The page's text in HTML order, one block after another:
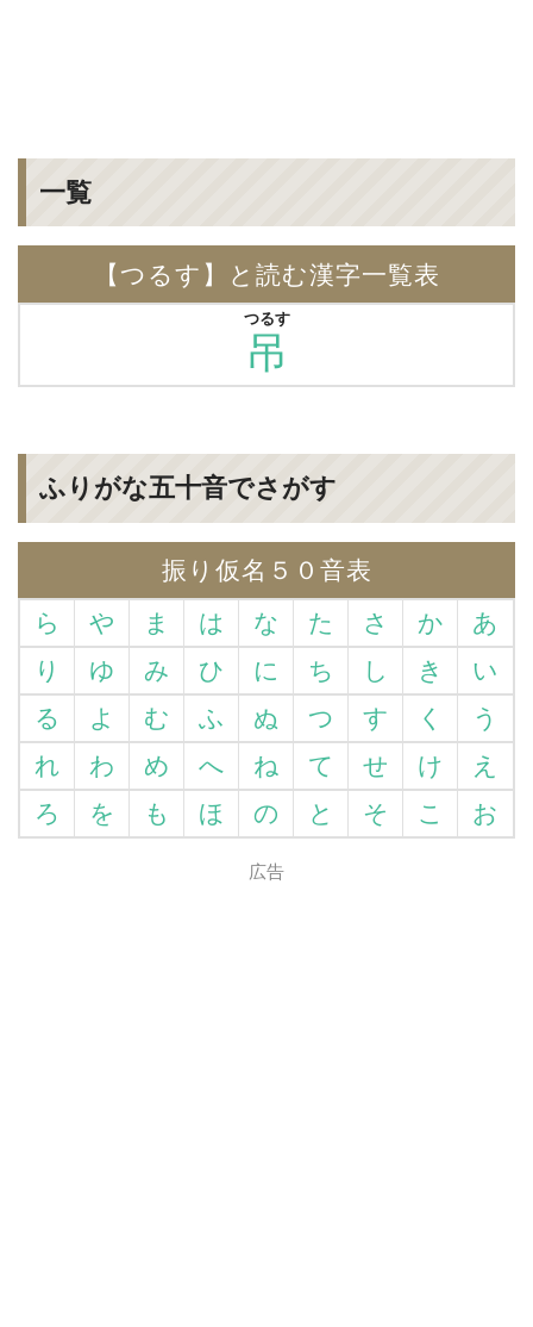
一覧
【つるす】と読む漢字一覧表
吊
つるす
ふりがな五十音でさがす
振り仮名５０音表
ら
や ま は な た さ か
あ
り
ゆ み ひ に ち し き
い
る
よ む ふ ぬ つ す く
う
れ
わ め へ ね て せ け
え
ろ
を も ほ の と そ こ お
広告